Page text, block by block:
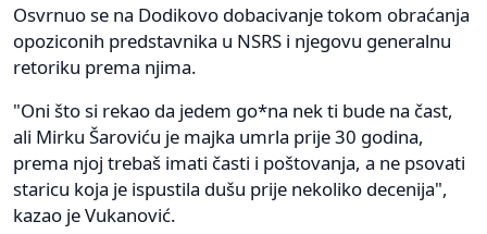
Osvrnuo se na Dodikovo dobacivanje tokom obraćanja
opoziconih predstavnika u NSRS i njegovu generalnu
retoriku prema njima.
"Oni što si rekao da jedem go*na nek ti bude na čast,
ali Mirku Šaroviću je majka umrla prije 30 godina,
prema njoj trebaš imati časti i poštovanja, a ne psovati
staricu koja je ispustila dušu prije nekoliko decenija",
kazao je Vukanović.